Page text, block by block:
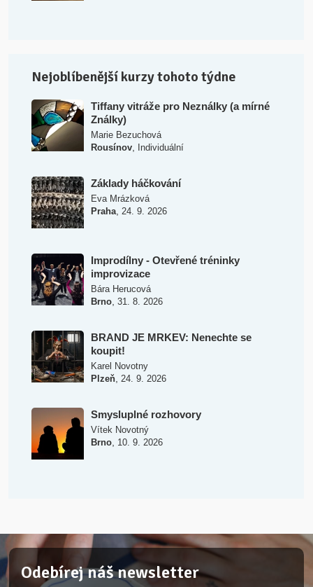
Nejoblíbenější kurzy tohoto týdne
Tiffany vitráže pro Neználky (a mírné
Ználky)
Marie Bezuchová
Rousínov, Individuální
Základy háčkování
Eva Mrázková
Praha, 24. 9. 2026
Improdílny - Otevřené tréninky
improvizace
Bára Herucová
Brno, 31. 8. 2026
BRAND JE MRKEV: Nenechte se
koupit!
Karel Novotny
Plzeň, 24. 9. 2026
Smysluplné rozhovory
Vítek Novotný
Brno, 10. 9. 2026
Odebírej náš newsletter